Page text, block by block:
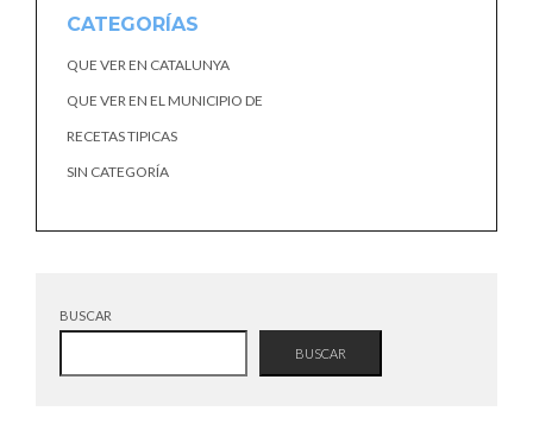
CATEGORÍAS
QUE VER EN CATALUNYA
QUE VER EN EL MUNICIPIO DE
RECETAS TIPICAS
SIN CATEGORÍA
BUSCAR
BUSCAR